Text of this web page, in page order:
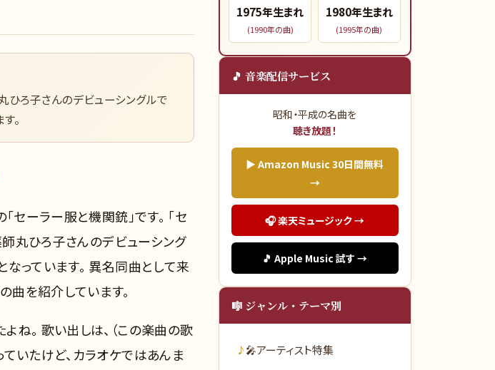
ひろ子さんのデビューシングルで
。
セーラー服と機関銃」です。 「セ
丸ひろ子さんのデビューシング
なっています。 異名同曲として来
曲を紹介しています。
ね。 歌い出しは、（この楽曲の歌
いたけど、カラオケではあんま
1975年生まれ
(1990年の曲)
1980年生まれ
(1995年の曲)
🎵 音楽配信サービス
昭和・平成の名曲を
聴き放題！
▶ Amazon Music 30日間無料
→
🎧 楽天ミュージック →
🎵 Apple Music 試す →
🎼 ジャンル・テーマ別
🎤アーティスト特集